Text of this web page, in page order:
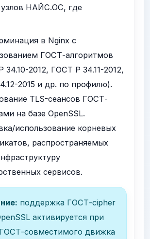
узлов НАЙС.ОС, где
в Nginx с
ГОСТ-алгоритмов
34.10-2012, ГОСТ Р 34.11-2012,
2015 и др. по профилю).
TLS-сеансов ГОСТ-
на базе OpenSSL.
использование корневых
распространяемых
сервисов.
поддержка ГОСТ-cipher
активируется при
совместимого движка